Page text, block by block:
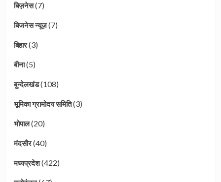
बिज़नेस(7)
बिजनेस न्यूज़(7)
बिहार(3)
बीना(5)
बुन्देलखंड(108)
भूमिका ग्रामोदय समिति(3)
भोपाल(20)
मंदसौर(40)
मध्यप्रदेश(422)